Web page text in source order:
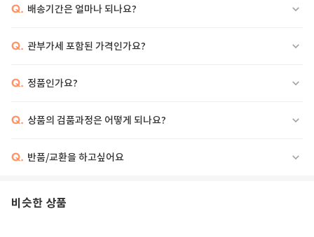
Q. 배송기간은 얼마나 되나요?
Q. 관부가세 포함된 가격인가요?
Q. 정품인가요?
Q. 상품의 검품과정은 어떻게 되나요?
Q. 반품/교환을 하고싶어요
비슷한 상품